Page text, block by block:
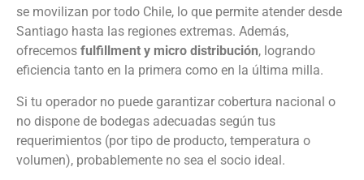
se movilizan por todo Chile, lo que permite atender desde
Santiago hasta las regiones extremas. Además,
ofrecemos fulfillment y micro distribución, logrando
eficiencia tanto en la primera como en la última milla.
Si tu operador no puede garantizar cobertura nacional o
no dispone de bodegas adecuadas según tus
requerimientos (por tipo de producto, temperatura o
volumen), probablemente no sea el socio ideal.